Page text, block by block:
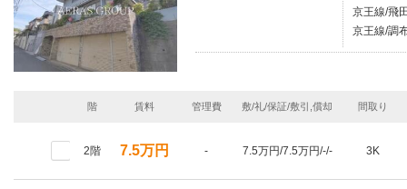
京王線/飛
京王線/調
階 賃料 管理費 敷/礼/保証/敷引,償却 間取り
2階 7.5万円 - 7.5万円/7.5万円/-/- 3K